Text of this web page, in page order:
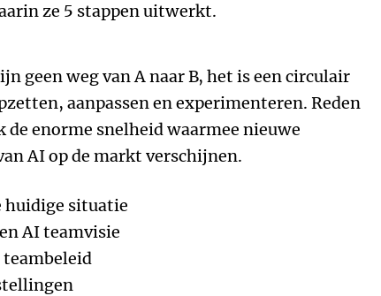
ze 5 stappen uitwerkt.
geen weg van A naar B, het is een circulair
aanpassen en experimenteren. Reden
de enorme snelheid waarmee nieuwe
AI op de markt verschijnen.
huidige situatie
AI teamvisie
teambeleid